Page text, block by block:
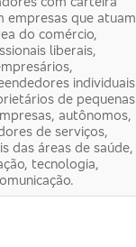
empresas que atuam
do comércio,
liberais,
individuais
de pequenas
autônomos,
de serviços,
das áreas de saúde,
tecnologia,